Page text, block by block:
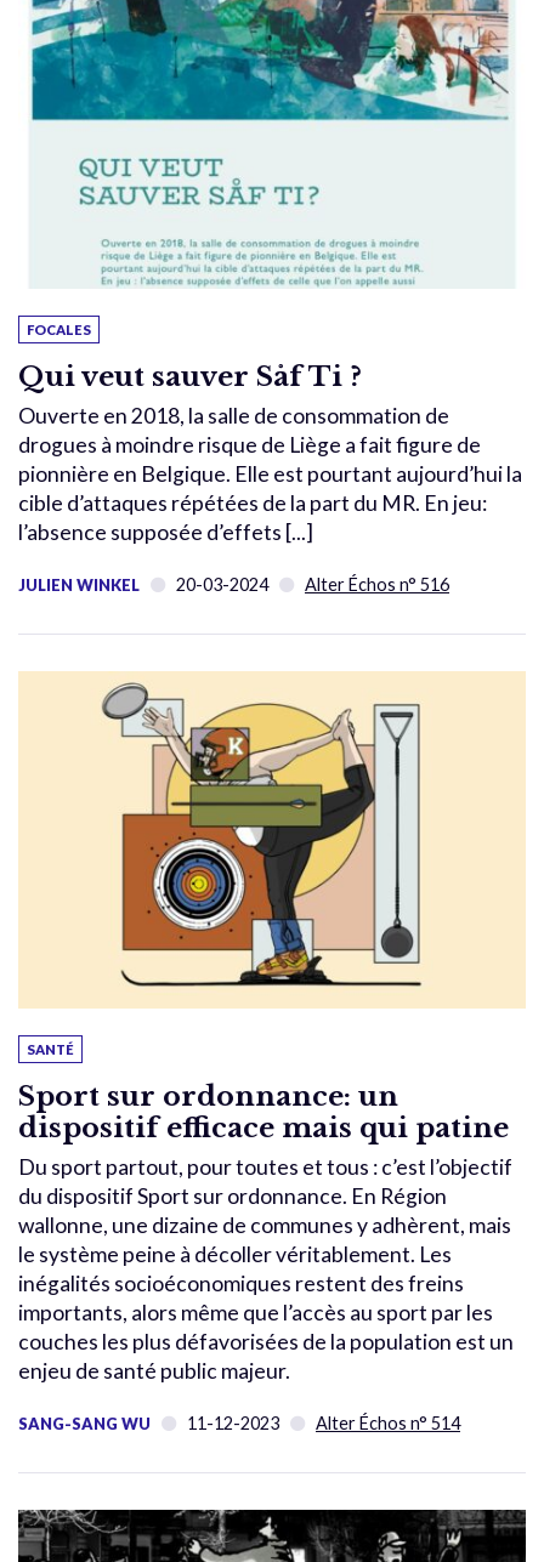
FOCALES
Qui veut sauver Såf Ti ?
Ouverte en 2018, la salle de consommation de
drogues à moindre risque de Liège a fait figure de
pionnière en Belgique. Elle est pourtant aujourd’hui la
cible d’attaques répétées de la part du MR. En jeu:
l’absence supposée d’effets [...]
JULIEN WINKEL 20-03-2024 Alter Échos n° 516
SANTÉ
Sport sur ordonnance: un
dispositif efficace mais qui patine
Du sport partout, pour toutes et tous : c’est l’objectif
du dispositif Sport sur ordonnance. En Région
wallonne, une dizaine de communes y adhèrent, mais
le système peine à décoller véritablement. Les
inégalités socioéconomiques restent des freins
importants, alors même que l’accès au sport par les
couches les plus défavorisées de la population est un
enjeu de santé public majeur.
SANG-SANG WU 11-12-2023 Alter Échos n° 514